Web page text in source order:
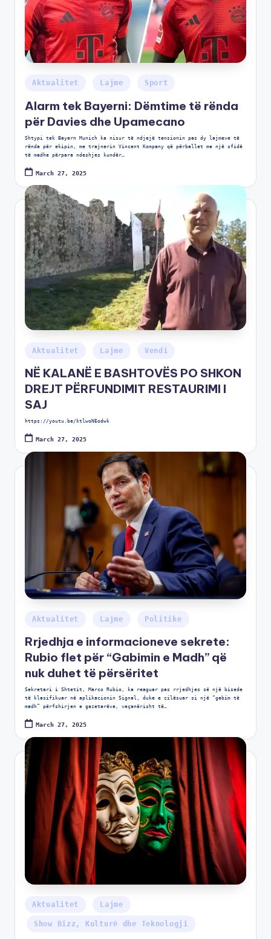
Aktualitet Lajme Sport
Alarm tek Bayerni: Dëmtime të rënda
për Davies dhe Upamecano
Shtypi tek Bayern Munich ka nisur të ndjejë tensionin pas dy lajmeve të
rënda për ekipin, me trajnerin Vincent Kompany që përballet me një sfidë
të madhe përpara ndeshjes kundër…
March 27, 2025
Aktualitet Lajme Vendi
NË KALANË E BASHTOVËS PO SHKON
DREJT PËRFUNDIMIT RESTAURIMI I
SAJ
https://youtu.be/ktlwoNEodwk
March 27, 2025
Aktualitet Lajme Politike
Rrjedhja e informacioneve sekrete:
Rubio flet për “Gabimin e Madh” që
nuk duhet të përsëritet
Sekretari i Shtetit, Marco Rubio, ka reaguar pas rrjedhjes së një bisede
të klasifikuar në aplikacionin Signal, duke e cilësuar si një “gabim të
madh” përfshirjen e gazetarëve, veçanërisht të…
March 27, 2025
Aktualitet Lajme
Show Bizz, Kulturë dhe Teknologji